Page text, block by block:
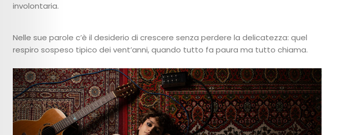
Lingue
Search
involontaria.
Nelle sue parole c’è il desiderio di crescere senza perdere la delicatezza: quel
respiro sospeso tipico dei vent’anni, quando tutto fa paura ma tutto chiama.